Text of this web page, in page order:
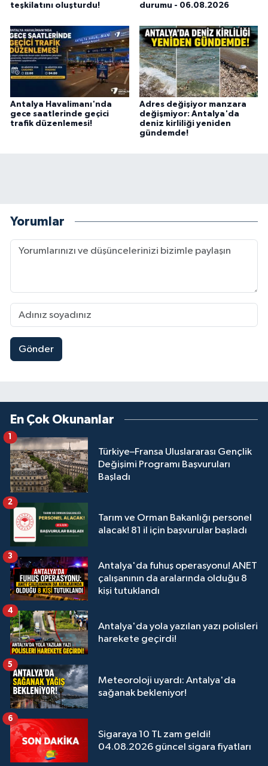
teşkilatını oluşturdu!
durumu - 06.08.2026
Antalya Havalimanı'nda
gece saatlerinde geçici
trafik düzenlemesi!
Adres değişiyor manzara
değişmiyor: Antalya'da
deniz kirliliği yeniden
gündemde!
Yorumlar
Gönder
En Çok Okunanlar
Türkiye–Fransa Uluslararası Gençlik
Değişimi Programı Başvuruları
Başladı
1
Tarım ve Orman Bakanlığı personel
alacak! 81 il için başvurular başladı
2
Antalya'da fuhuş operasyonu! ANET
çalışanının da aralarında olduğu 8
kişi tutuklandı
3
Antalya'da yola yazılan yazı polisleri
harekete geçirdi!
4
Meteoroloji uyardı: Antalya'da
sağanak bekleniyor!
5
Sigaraya 10 TL zam geldi!
04.08.2026 güncel sigara fiyatları
6